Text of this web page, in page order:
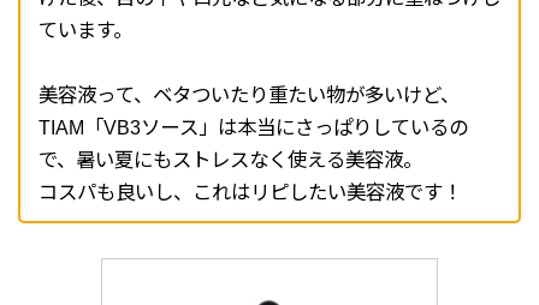
ています。
美容液って、ベタついたり重たい物が多いけど、
TIAM「VB3ソース」は本当にさっぱりしているの
で、暑い夏にもストレスなく使える美容液。
コスパも良いし、これはリピしたい美容液です！